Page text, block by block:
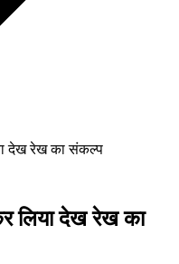
देख रेख का संकल्प
लिया देख रेख का